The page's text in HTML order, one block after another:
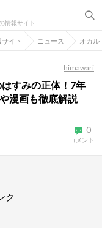
情報サイト
イト ニュース オカル
himawari
すみの正体！7年
漫画も徹底解説
0
コメント
ク